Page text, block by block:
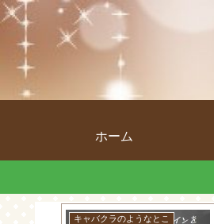
ホーム
キャバクラのようなとこ